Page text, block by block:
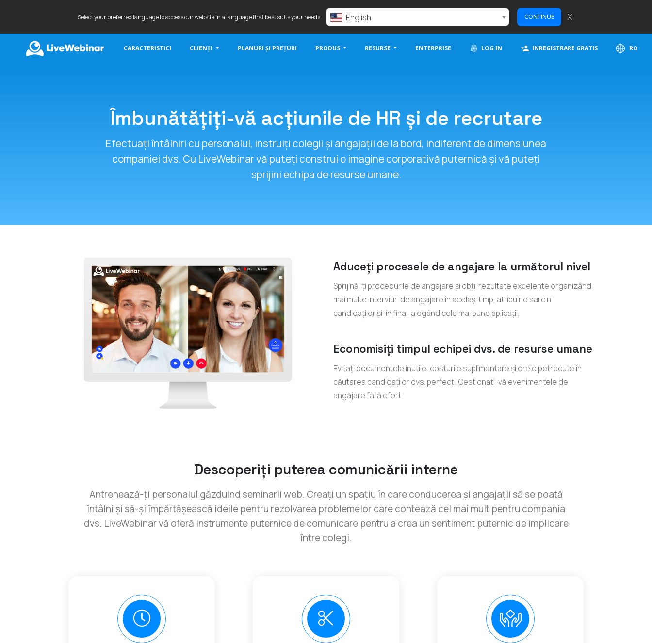
Select your preferred language to access our website in a language that best suits your needs. English CONTINUE X
CARACTERISTICI CLIENȚI PLANURI ȘI PREȚURI PRODUS RESURSE ENTERPRISE LOG IN INREGISTRARE GRATIS RO
Îmbunătățiți-vă acțiunile de HR și de recrutare
Efectuați întâlniri cu personalul, instruiți colegii și angajații de la bord, indiferent de dimensiunea
companiei dvs. Cu LiveWebinar vă puteți construi o imagine corporativă puternică și vă puteți
sprijini echipa de resurse umane.
Aduceți procesele de angajare la următorul nivel
Sprijină-ți procedurile de angajare și obții rezultate excelente organizând
mai multe interviuri de angajare în același timp, atribuind sarcini
candidaților și, în final, alegând cele mai bune aplicații.
Economisiți timpul echipei dvs. de resurse umane
Evitați documentele inutile, costurile suplimentare și orele petrecute în
căutarea candidaților dvs. perfecți. Gestionați-vă evenimentele de
angajare fără efort.
Descoperiți puterea comunicării interne
Antrenează-ți personalul găzduind seminarii web. Creați un spațiu în care conducerea și angajații să se poată
întâlni și să-și împărtășească ideile pentru rezolvarea problemelor care contează cel mai mult pentru compania
dvs. LiveWebinar vă oferă instrumente puternice de comunicare pentru a crea un sentiment puternic de implicare
între colegi.